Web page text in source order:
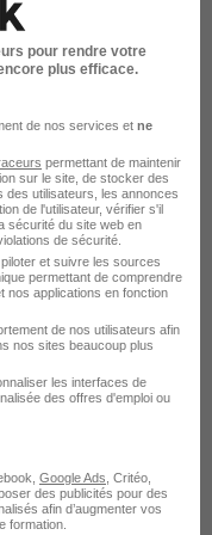
1 job
pour rendre votre
plus efficace.
de nos services et ne
permettant de maintenir
sur le site, de stocker des
des utilisateurs, les annonces
de l'utilisateur, vérifier s'il
sécurité du site web en
de sécurité.
et suivre les sources
permettant de comprendre
nos applications en fonction
de nos utilisateurs afin
nos sites beaucoup plus
les interfaces de
des offres d'emploi ou
Google Ads , Critéo,
des publicités pour des
afin d’augmenter vos
formation.